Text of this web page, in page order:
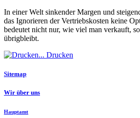
In einer Welt sinkender Margen und
das Ignorieren der Vertriebskosten keine
bedeutet nicht nur, wie viel man verkauft,
übrigbleibt.
Drucken
Sitemap
Wir über uns
Hauptamt